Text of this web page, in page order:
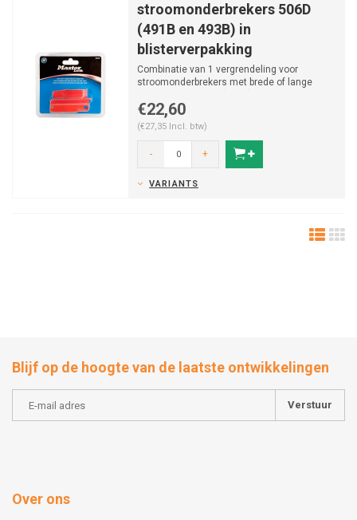
stroomonderbrekers 506D
(491B en 493B) in
blisterverpakking
Combinatie van 1 vergrendeling voor
stroomonderbrekers met brede of lange
€22,60
(€27,35 Incl. btw)
- +
VARIANTS
Blijf op de hoogte van de laatste ontwikkelingen
Verstuur
Over ons